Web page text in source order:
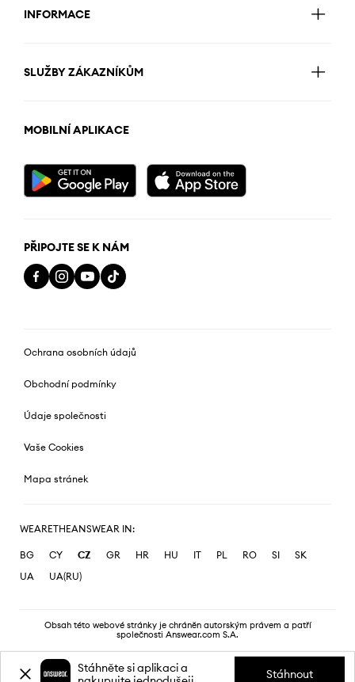
INFORMACE
SLUŽBY ZÁKAZNÍKŮM
MOBILNÍ APLIKACE
PŘIPOJTE SE K NÁM
Ochrana osobních údajů
Obchodní podmínky
Údaje společnosti
Vaše Cookies
Mapa stránek
WEARETHEANSWEAR IN:
BG CY CZ GR HR HU IT PL RO SI
SK
UA
UA(RU)
Obsah této webové stránky je chráněn autorským právem a patří
společnosti Answear.com S.A.
Stáhněte si aplikaci a
Stáhnout